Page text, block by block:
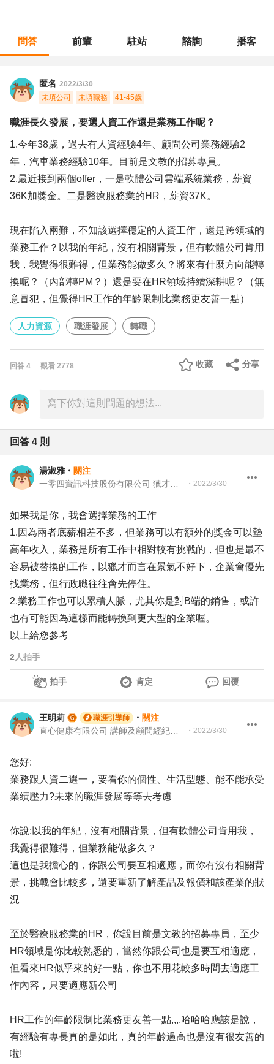
問答 前輩 駐站 諮詢 播客
匿名 2022/3/30
未填公司
未填職務 41-45歲
職涯長久發展，要選人資工作還是業務工作呢？
1.今年38歲，過去有人資經驗4年、顧問公司業務經驗2
年，汽車業務經驗10年。目前是文教的招募專員。
2.最近接到兩個offer，一是軟體公司雲端系統業務，薪資
36K加獎金。二是醫療服務業的HR，薪資37K。
現在陷入兩難，不知該選擇穩定的人資工作，還是跨領域的
業務工作？以我的年紀，沒有相關背景，但有軟體公司肯用
我，我覺得很難得，但業務能做多久？將來有什麼方向能轉
換呢？（內部轉PM？）還是要在HR領域持續深耕呢？（無
意冒犯，但覺得HR工作的年齡限制比業務更友善一點）
人力資源 職涯發展 轉職
回答 4 觀看 2778 分享
收藏
回答 4 則
湯淑雅 ・ 關注
・ 2022/3/30
如果我是你，我會選擇業務的工作
1.因為兩者底薪相差不多，但業務可以有額外的獎金可以墊
高年收入，業務是所有工作中相對較有挑戰的，但也是最不
容易被替換的工作，以獵才而言在景氣不好下，企業會優先
找業務，但行政職往往會先停住。
2.業務工作也可以累積人脈，尤其你是對B端的銷售，或許
也有可能因為這樣而能轉換到更大型的企業喔。
以上給您參考
2 人拍手
拍手 肯定 回覆
王明莉 職涯引導師 ・ 關注
・ 2022/3/30
您好:
業務跟人資二選一，要看你的個性、生活型態、能不能承受
業績壓力?未來的職涯發展等等去考慮
你說:以我的年紀，沒有相關背景，但有軟體公司肯用我，
我覺得很難得，但業務能做多久？
這也是我擔心的，你跟公司要互相適應，而你有沒有相關背
景，挑戰會比較多，還要重新了解產品及報價和該產業的狀
況
至於醫療服務業的HR，你說目前是文教的招募專員，至少
HR領域是你比較熟悉的，當然你跟公司也是要互相適應，
但看來HR似乎來的好一點，你也不用花較多時間去適應工
作內容，只要適應新公司
HR工作的年齡限制比業務更友善一點,,,,哈哈哈應該是說，
有經驗有專長真的是如此，真的年齡過高也是沒有很友善的
啦!